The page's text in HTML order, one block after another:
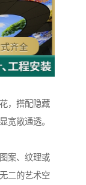
，搭配隐藏
宽敞通透。
案、纹理或
二的艺术空